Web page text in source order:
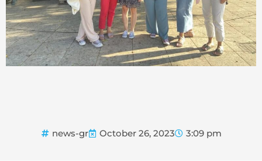
news-gr October 26, 2023 3:09 pm